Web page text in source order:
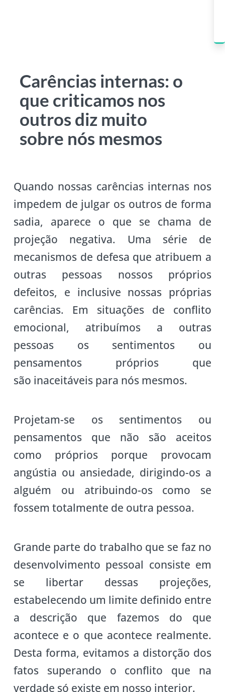
Carências internas: o
que criticamos nos
outros diz muito
sobre nós mesmos
Quando nossas carências internas nos
impedem de julgar os outros de forma
sadia, aparece o que se chama de
projeção negativa. Uma série de
mecanismos de defesa que atribuem a
outras pessoas nossos próprios
defeitos, e inclusive nossas próprias
carências. Em situações de conflito
emocional, atribuímos a outras
pessoas os sentimentos ou
pensamentos próprios que
são inaceitáveis para nós mesmos.
Projetam-se os sentimentos ou
pensamentos que não são aceitos
como próprios porque provocam
angústia ou ansiedade, dirigindo-os a
alguém ou atribuindo-os como se
fossem totalmente de outra pessoa.
Grande parte do trabalho que se faz no
desenvolvimento pessoal consiste em
se libertar dessas projeções,
estabelecendo um limite definido entre
a descrição que fazemos do que
acontece e o que acontece realmente.
Desta forma, evitamos a distorção dos
fatos superando o conflito que na
verdade só existe em nosso interior.